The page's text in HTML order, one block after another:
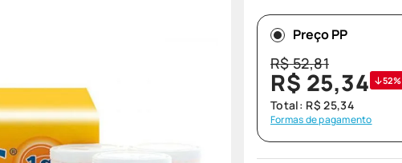
Preço PP
R$52,81
R$ 25,34 52%
Total: R$ 25,34
Formas de pagamento